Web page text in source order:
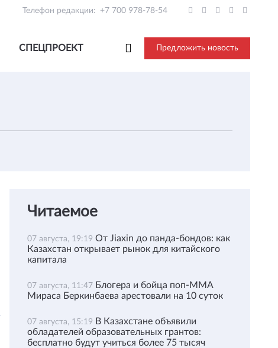
Телефон редакции: +7 700 978-78-54
СПЕЦПРОЕКТ Предложить новость
Читаемое
07 августа, 19:19 От Jiaxin до панда-бондов: как
Казахстан открывает рынок для китайского
капитала
07 августа, 11:47 Блогера и бойца поп-ММА
Мираса Беркинбаева арестовали на 10 суток
07 августа, 15:19 В Казахстане объявили
обладателей образовательных грантов:
бесплатно будут учиться более 75 тысяч